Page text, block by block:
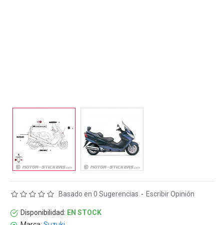
Disponibilidad: EN STOCK
Basado en 0 Sugerencias - Escribir Opinión